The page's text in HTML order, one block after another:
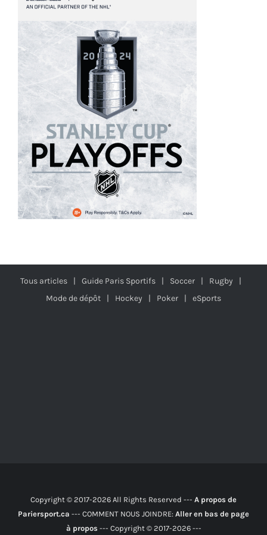
Tous articles Guide Paris Sportifs Soccer
Rugby
Mode de dépôt
Hockey Poker eSports
Copyright © 2017-2026 All Rights Reserved --- A propos de
Pariersport.ca --- COMMENT NOUS JOINDRE: Aller en bas de page
à propos--- Copyright © 2017-2026 ---